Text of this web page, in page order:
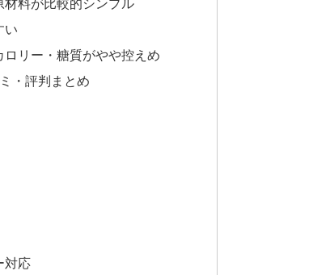
料が比較的シンプル
い
リー・糖質がやや控えめ
・評判まとめ
対応